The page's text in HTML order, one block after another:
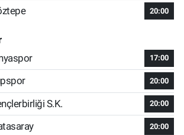
20:00
17:00
20:00
S.K. 20:00
20:00